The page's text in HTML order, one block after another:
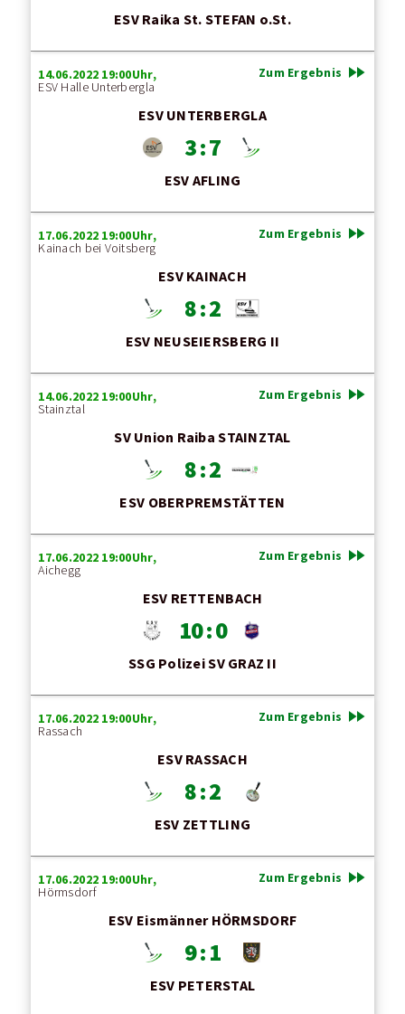
ESV Raika St. STEFAN o.St.
14.06.2022 19:00Uhr,
ESV Halle Unterbergla
ESV UNTERBERGLA
3 : 7
ESV AFLING
Zum Ergebnis fast_forward
17.06.2022 19:00Uhr,
Kainach bei Voitsberg
ESV KAINACH
8 : 2
ESV NEUSEIERSBERG II
Zum Ergebnis fast_forward
14.06.2022 19:00Uhr,
Stainztal
SV Union Raiba STAINZTAL
8 : 2
ESV OBERPREMSTÄTTEN
Zum Ergebnis fast_forward
17.06.2022 19:00Uhr,
Aichegg
ESV RETTENBACH
10 : 0
SSG Polizei SV GRAZ II
Zum Ergebnis fast_forward
17.06.2022 19:00Uhr,
Rassach
ESV RASSACH
8 : 2
ESV ZETTLING
Zum Ergebnis fast_forward
17.06.2022 19:00Uhr,
Hörmsdorf
ESV Eismänner HÖRMSDORF
9 : 1
ESV PETERSTAL
Zum Ergebnis fast_forward